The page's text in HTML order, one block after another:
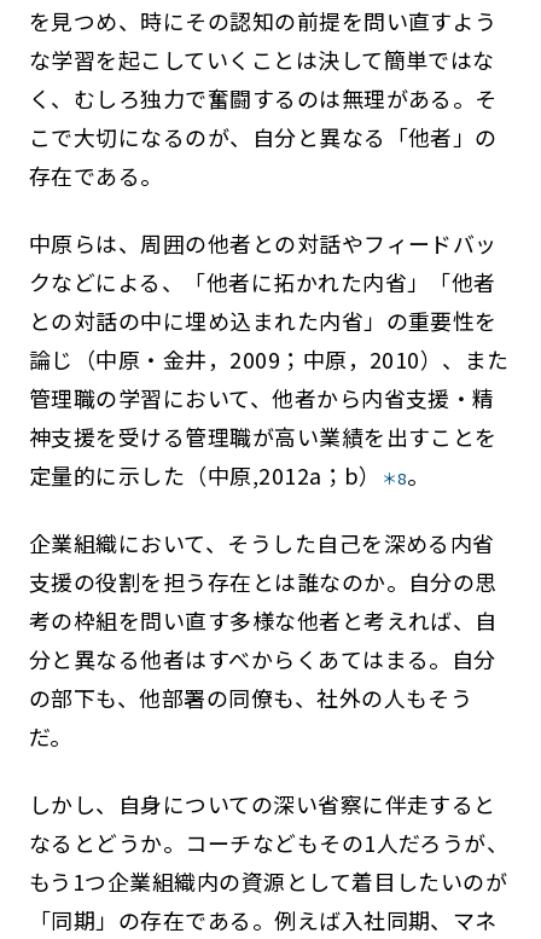
を見つめ、時にその認知の前提を問い直すよう
な学習を起こしていくことは決して簡単ではな
く、むしろ独力で奮闘するのは無理がある。そ
こで大切になるのが、自分と異なる「他者」の
存在である。
中原らは、周囲の他者との対話やフィードバッ
クなどによる、「他者に拓かれた内省」「他者
との対話の中に埋め込まれた内省」の重要性を
論じ（中原・金井，2009；中原，2010）、また
管理職の学習において、他者から内省支援・精
神支援を受ける管理職が高い業績を出すことを
定量的に示した（中原,2012a；b）
＊8。
企業組織において、そうした自己を深める内省
支援の役割を担う存在とは誰なのか。自分の思
考の枠組を問い直す多様な他者と考えれば、自
分と異なる他者はすべからくあてはまる。自分
の部下も、他部署の同僚も、社外の人もそう
だ。
しかし、自身についての深い省察に伴走すると
なるとどうか。コーチなどもその1人だろうが、
もう1つ企業組織内の資源として着目したいのが
「同期」の存在である。例えば入社同期、マネ